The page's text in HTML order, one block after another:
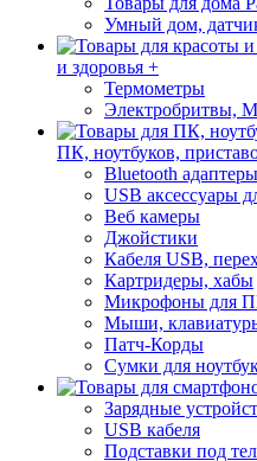
Умный дом,
и здоровья +
Термометры
Электробритвы,
ПК, ноутбуков,
Bluetooth адаптеры
USB аксессуары
Веб камеры
Джойстики
Кабеля USB,
Картридеры, хабы
Микрофоны для
Мыши,
Патч-Корды
Сумки для
Зарядные
USB кабеля
Подставки под